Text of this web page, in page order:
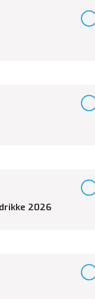
2026